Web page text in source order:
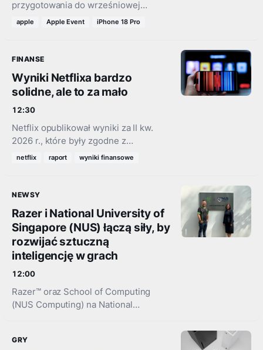
przygotowania do wrześniowej
konferencji. Informacje przekazane
iPhone'a 18 Pro oraz składanego
apple Apple Event iPhone 18 Pro
FINANSE
Wyniki Netflixa bardzo
solidne, ale to za mało
12:30
Netflix opublikował wyniki za II kw.
2026 r., które były zgodne z
oczekiwaniami Wall Street, ale
serialach…
netflix raport wyniki finansowe
NEWSY
Razer i National University of
Singapore (NUS) łączą siły, by
rozwijać sztuczną
inteligencję w grach
12:00
Razer™ oraz School of Computing
(NUS Computing) na National
ogłosiły dziś uruchomienie Razer-NUS
GRY